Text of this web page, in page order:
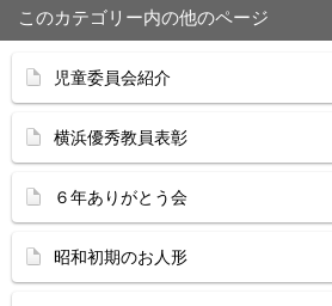
このカテゴリー内の他のページ
児童委員会紹介
横浜優秀教員表彰
６年ありがとう会
昭和初期のお人形